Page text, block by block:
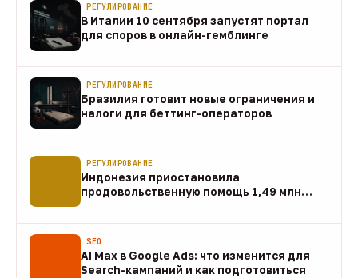
РЕГУЛИРОВАНИЕ
В Италии 10 сентября запустят портал
для споров в онлайн-гемблинге
РЕГУЛИРОВАНИЕ
Бразилия готовит новые ограничения и
налоги для беттинг-операторов
РЕГУЛИРОВАНИЕ
Индонезия приостановила
продовольственную помощь 1,49 млн
SEO
AI Max в Google Ads: что изменится для
Search-кампаний и как подготовиться